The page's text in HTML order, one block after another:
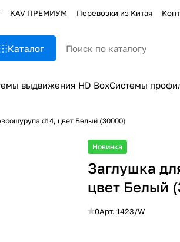
KAV ПРЕМИУМ Перевозки из Китая
Каталог
выдвижения HD BoxСистемы
d14, цвет Белый (30000)
Новинка
Заглушка
цвет Белый
0Арт.1423/W